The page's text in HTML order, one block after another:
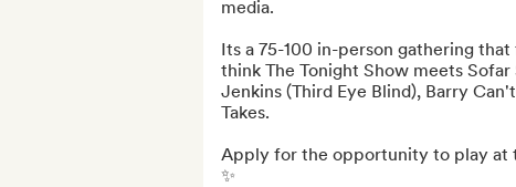
media.
Its a 75-100 in-person gathering
think The Tonight Show meets
Jenkins (Third Eye Blind), Barry
Takes.
Apply for the opportunity to play at
✨